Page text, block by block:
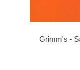
Grimm's -